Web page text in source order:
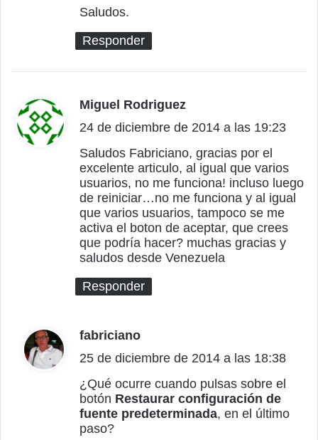
Saludos.
Responder
Miguel Rodriguez
i
c
e
:
24 de diciembre de 2014 a las 19:23
Saludos Fabriciano, gracias por el
excelente articulo, al igual que varios
usuarios, no me funciona! incluso luego
de reiniciar…no me funciona y al igual
que varios usuarios, tampoco se me
activa el boton de aceptar, que crees
que podría hacer? muchas gracias y
saludos desde Venezuela
Responder
fabriciano
i
c
e
25 de diciembre de 2014 a las 18:38
¿Qué ocurre cuando pulsas sobre el
botón Restaurar configuración de
fuente predeterminada, en el último
paso?